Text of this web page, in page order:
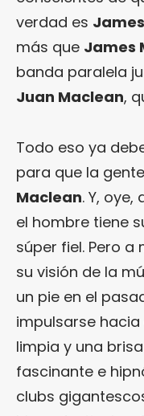
verdad es James
más que James
banda paralela
Juan Maclean,
Todo eso ya
para que la
Maclean. Y,
el hombre tiene
súper fiel. Pero
su visión de la
un pie en el
impulsarse
limpia y una
fascinante e
clubs